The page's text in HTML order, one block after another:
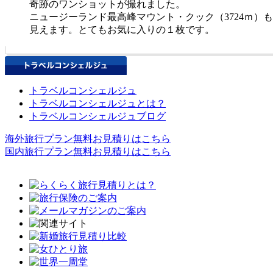
奇跡のワンショットが撮れました。
ニュージーランド最高峰マウント・クック（3724ｍ）
見えます。とてもお気に入りの１枚です。
トラベルコンシェルジュ
トラベルコンシェルジュとは？
トラベルコンシェルジュブログ
海外旅行プラン無料お見積りはこちら
国内旅行プラン無料お見積りはこちら